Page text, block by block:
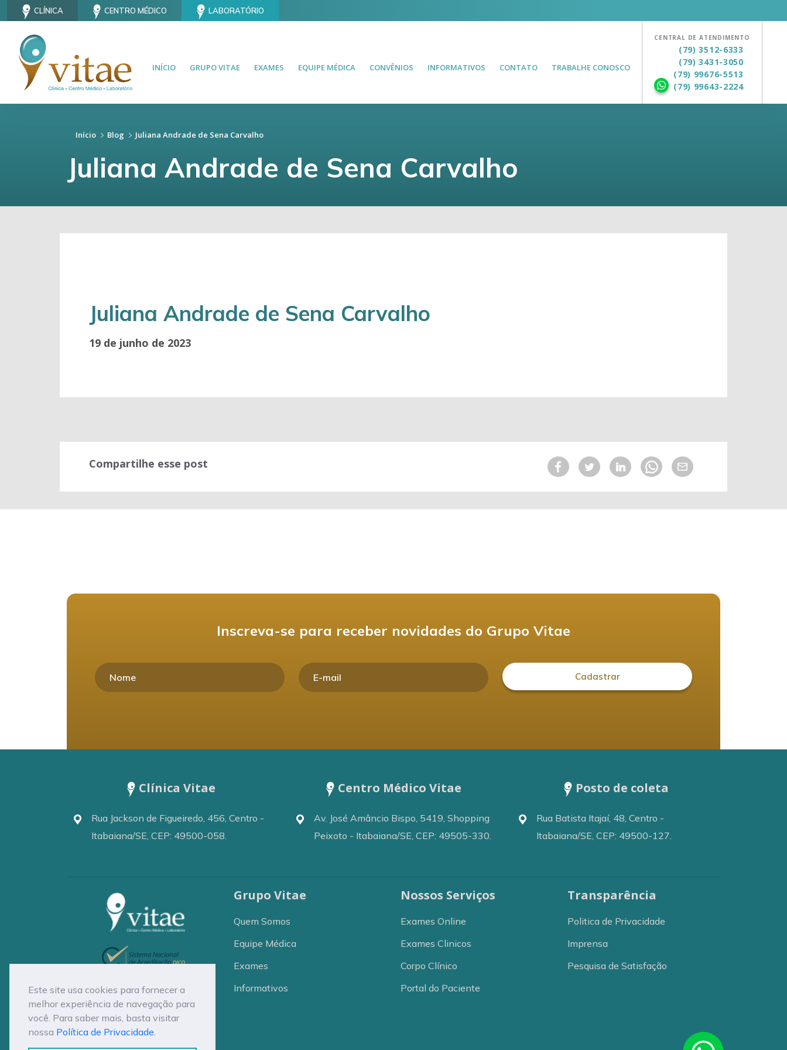
CLÍNICA CENTRO MÉDICO LABORATÓRIO
INÍCIO GRUPO VITAE EXAMES EQUIPE MÉDICA CONVÊNIOS INFORMATIVOS CONTATO TRABALHE CONOSCO
CENTRAL DE ATENDIMENTO
(79) 3512-6333
(79) 3431-3050
(79) 99676-5513
(79) 99643-2224
Início Blog Juliana Andrade de Sena Carvalho
Juliana Andrade de Sena Carvalho
Juliana Andrade de Sena Carvalho
19 de junho de 2023
Compartilhe esse post
Inscreva-se para receber novidades do Grupo Vitae
Clínica Vitae
Rua Jackson de Figueiredo, 456, Centro -
Itabaiana/SE, CEP: 49500-058.
Centro Médico Vitae
Av. José Amâncio Bispo, 5419, Shopping
Peixoto - Itabaiana/SE, CEP: 49505-330.
Posto de coleta
Rua Batista Itajaí, 48, Centro -
Itabaiana/SE, CEP: 49500-127.
Grupo Vitae
Quem Somos
Equipe Médica
Exames
Informativos
Nossos Serviços
Exames Online
Exames Clinicos
Corpo Clínico
Portal do Paciente
Transparência
Politica de Privacidade
Imprensa
Pesquisa de Satisfação
Este site usa cookies para fornecer a
melhor experiência de navegação para
você. Para saber mais, basta visitar
nossa Política de Privacidade.